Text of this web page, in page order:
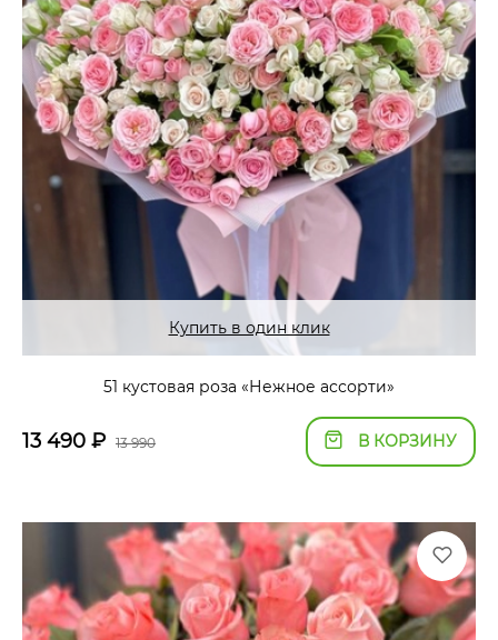
Купить в один клик
51 кустовая роза «Нежное ассорти»
13 490 ₽ 13 990 В КОРЗИНУ